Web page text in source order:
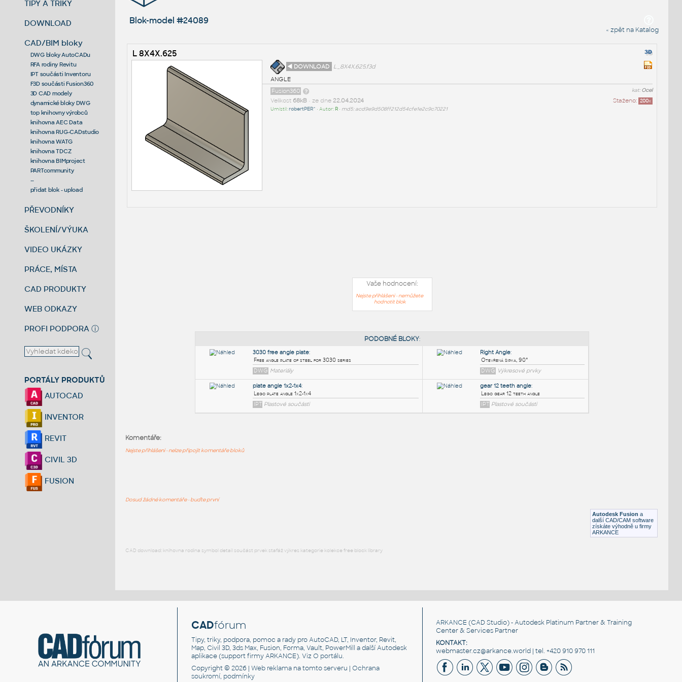
TIPY A TRIKY
DOWNLOAD
CAD/BIM bloky
DWG bloky AutoCADu
RFA rodiny Revitu
IPT součásti Inventoru
F3D součásti Fusion360
3D CAD modely
dynamické bloky DWG
top knihovny výrobců
knihovna AEC Data
knihovna RUG-CADstudio
knihovna WATG
knihovna TDCZ
knihovna BIMproject
PARTcommunity
--
přidat blok - upload
PŘEVODNÍKY
ŠKOLENÍ/VÝUKA
VIDEO UKÁZKY
PRÁCE, MÍSTA
CAD PRODUKTY
WEB ODKAZY
PROFI PODPORA ⓘ
PORTÁLY PRODUKTŮ
AUTOCAD
INVENTOR
REVIT
CIVIL 3D
FUSION
Blok-model #24089
« zpět na Katalog
L 8X4X.625
◄ DOWNLOAD
L_8X4X.625.f3d
ANGLE
kat:Ocel
Fusion360
Staženo: 200x
Velikost 68kB• ze dne 22.04.2024
Umístil:robertPER^ • Autor: R• md5: acd9e9d508ff212d54cfe1e2c9c70221
Vaše hodnocení:
Nejste přihlášeni - nemůžete
hodnotit blok
Plastové součásti
Autodesk Fusion a
další CAD/CAM software
získáte výhodně u firmy
ARKANCE
Komentáře:
Nejste přihlášeni - nelze připojit komentáře bloků
Dosud žádné komentáře - buďte první
CAD download: knihovna rodina symbol detail součást prvek stafáž výkres kategorie kolekce free block library
CADfórum
Tipy, triky, podpora, pomoc a rady pro AutoCAD, LT, Inventor, Revit,
Map, Civil 3D, 3ds Max, Fusion, Forma, Vault, PowerMill a další Autodesk
aplikace (support firmy ARKANCE). VizO portálu.
Copyright © 2026 |Web reklama na tomto serveru |Ochrana
soukromí, podmínky
ARKANCE (CAD Studio) - Autodesk Platinum Partner & Training
Center & Services Partner
KONTAKT:
webmaster.cz@arkance.world | tel. +420 910 970 111